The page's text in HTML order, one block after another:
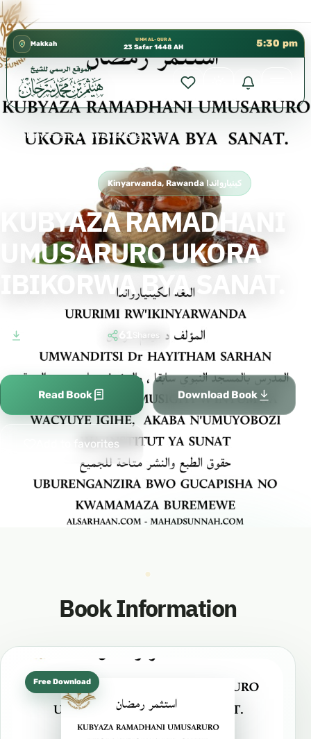
كتب الشيخ هيثم سرحان حفظه الله متوفرة مجانًا في
Makkah
UMM AL-QURA
23 Safar 1448 AH 5:30 pm
› Kinyarwanda, Rawanda كينيارواندا›
KUBYAZA RAMADHANI UMUSARURO UKORA IBIKORWA BYA SANAT.
Kinyarwanda, Rawanda كينيارواندا
KUBYAZA RAMADHANI
UMUSARURO UKORA
IBIKORWA BYA SANAT.
Shares
Read Book Download Book
Add to favorites
Book Information
Free Download